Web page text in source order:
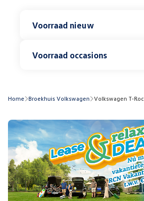
Voorraad nieuw
Voorraad occasions
Home Broekhuis Volkswagen Volkswagen T-Roc